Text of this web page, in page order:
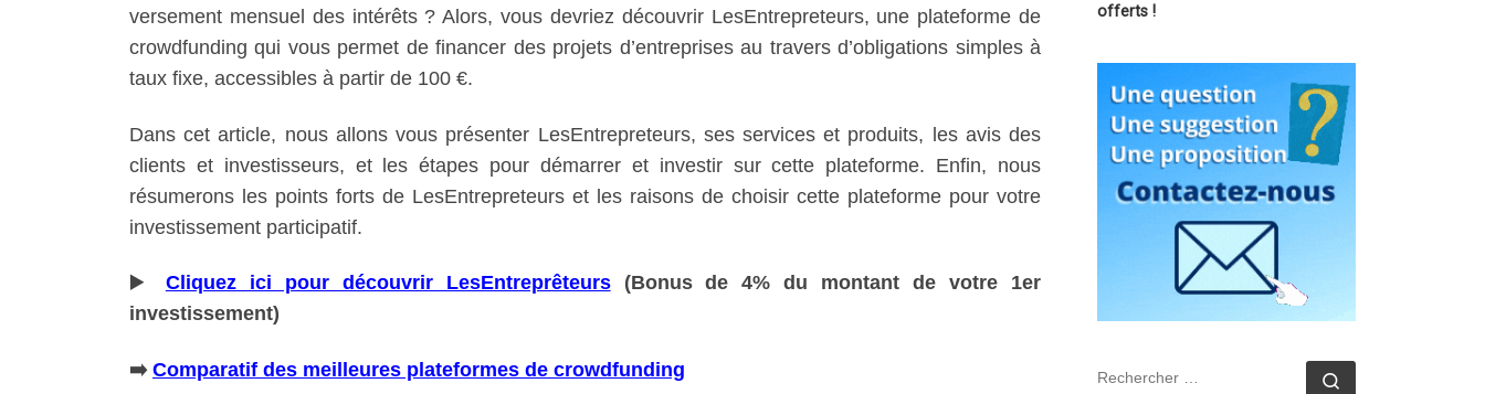
versement mensuel des intérêts ? Alors, vous devriez découvrir LesEntrepreteurs, une plateforme de
crowdfunding qui vous permet de financer des projets d’entreprises au travers d’obligations simples à
taux fixe, accessibles à partir de 100 €.
Dans cet article, nous allons vous présenter LesEntrepreteurs, ses services et produits, les avis des
clients et investisseurs, et les étapes pour démarrer et investir sur cette plateforme. Enfin, nous
résumerons les points forts de LesEntrepreteurs et les raisons de choisir cette plateforme pour votre
investissement participatif.
▶️ Cliquez ici pour découvrir LesEntreprêteurs(Bonus de 4% du montant de votre 1er
investissement)
➡️ Comparatif des meilleures plateformes de crowdfunding
offerts !
RECHERCHER